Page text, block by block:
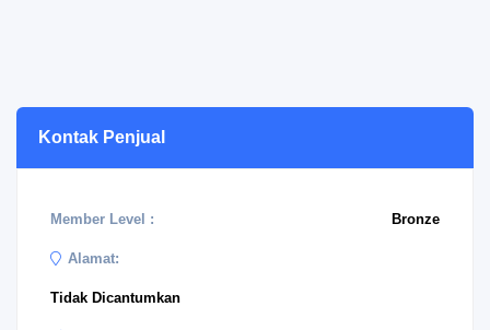
Kontak Penjual
Member Level : Bronze
Alamat:
Tidak Dicantumkan